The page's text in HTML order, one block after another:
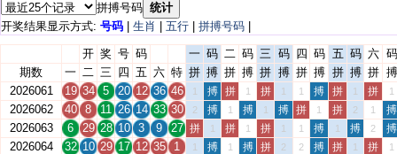
拼搏号码 统计
开奖结果显示方式: 号码 生肖 五行 拼搏号码
开 奖 号 码 一 码 二 码 三 码 四 码 五 码 六 码
期数
一 二 三 四 五 六 特 拼 搏 拼 搏 拼 搏 拼 搏 拼 搏 拼 搏
2026061
19 34 5 20 12 36 46 1 搏 拼 1 拼 1 1 搏 拼 1 拼 1
2026062 40 8 11 26 14 33 30 2 搏 1 搏 1 搏 拼 1 拼 2 1 搏
2026063 6 29 28 10 3 9 27 拼 1 拼 1 拼 1 1 搏 1 搏 2 搏
2026064 32 10 29 17 12 35 1 1 搏 1 搏 拼 2 2 搏 拼 1 拼 1